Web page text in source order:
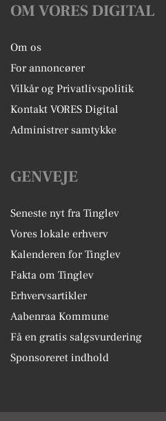
OM VORES DIGITAL
Om os
For annoncører
Vilkår og Privatlivspolitik
Kontakt VORES Digital
Administrer samtykke
GENVEJE
Seneste nyt fra Tinglev
Vores lokale erhverv
Kalenderen for Tinglev
Fakta om Tinglev
Erhvervsartikler
Aabenraa Kommune
Få en gratis salgsvurdering
Sponsoreret indhold